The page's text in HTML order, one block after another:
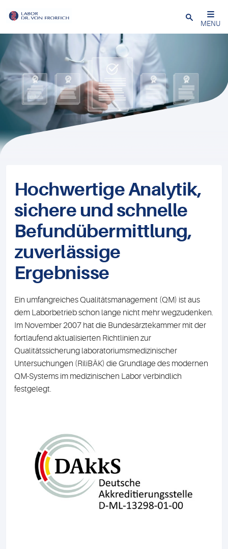
Close
MENU
Hochwertige Analytik,
sichere und schnelle
Befundübermittlung,
zuverlässige
Ergebnisse
Ein umfangreiches Qualitätsmanagement (QM) ist aus
dem Laborbetrieb schon lange nicht mehr wegzudenken.
Im November 2007 hat die Bundesärztekammer mit der
fortlaufend aktualisierten Richtlinien zur
Qualitätssicherung laboratoriumsmedizinischer
Untersuchungen (RiliBÄK) die Grundlage des modernen
QM-Systems im medizinischen Labor verbindlich
festgelegt.